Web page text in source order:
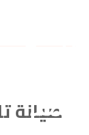
صيانة